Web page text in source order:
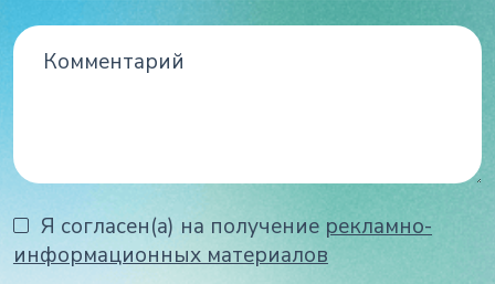
Я согласен(а) на получение рекламно-
информационных материалов